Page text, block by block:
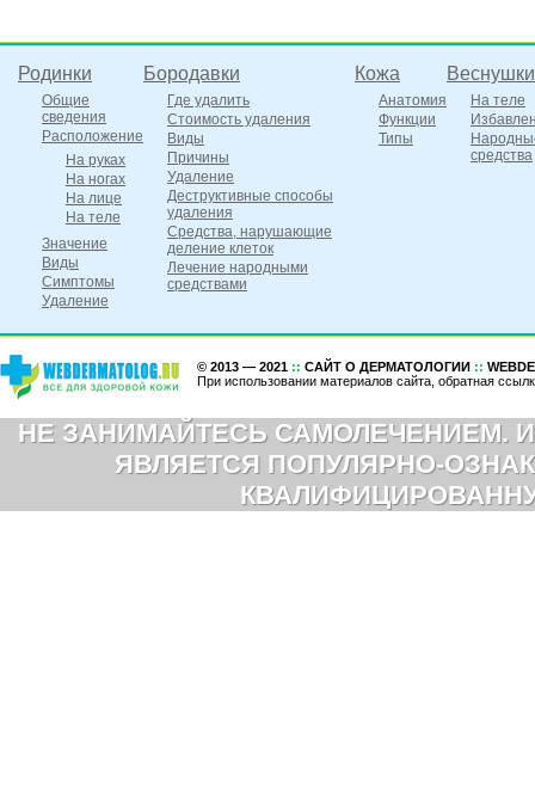
Родинки
Общие
сведения
Расположение
На руках
На ногах
На лице
На теле
Значение
Виды
Симптомы
Удаление
Бородавки
Где удалить
Стоимость удаления
Виды
Причины
Удаление
Деструктивные способы
удаления
Средства, нарушающие
деление клеток
Лечение народными
средствами
Кожа
Анатомия
Функции
Типы
Веснушки
На теле
средства
© 2013 — 2021 :: САЙТ О ДЕРМАТОЛОГИИ ::
При использовании материалов сайта, обратная
НЕ ЗАНИМАЙТЕСЬ САМОЛЕЧЕНИЕМ.
ЯВЛЯЕТСЯ ПОПУЛЯРНО-